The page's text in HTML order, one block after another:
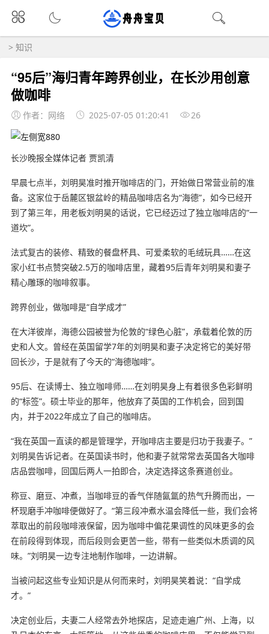
> 知识
“95后”海归青年跨界创业，在长沙用创意
做咖啡
作者：网络 2025-07-05 01:20:41 26
长沙晚报全媒体记者 贾凯清
早晨七点半，刘明昊准时推开咖啡店的门，开始做日常营业前的准
备。这家位于岳麓区银盆岭的精品咖啡店名为“海德”，如今已经开
到了第三年，用老板刘明昊的话说，它已经迈过了独立咖啡店的“一
道坎”。
法式复古的装修、精致的餐盘杯具、可爱柔软的毛绒玩具……在这
家小红书点赞突破2.5万的咖啡店里，藏着95后青年刘明昊和妻子
精心雕琢的咖啡叙事。
跨界创业，做咖啡是“自学成才”
在大洋彼岸，海德公园被誉为伦敦的“绿色心脏”，承载着伦敦的历
史和人文。曾经在英国留学7年的刘明昊和妻子决定将它的美好带
回长沙，于是就有了今天的“海德咖啡”。
95后、在读博士、独立咖啡师……在刘明昊身上有着很多色彩鲜明
的“标签”。硕士毕业的那年，他放弃了英国的工作机会，回到国
内，并于2022年成立了自己的咖啡店。
“我在英国一直读的都是管理学，开咖啡店主要是归功于我妻子。”
刘明昊告诉记者。在英国读书时，他和妻子就常常去英国各大咖啡
店品尝咖啡，回国后两人一拍即合，决定选择这条赛道创业。
称豆、磨豆、冲煮，当咖啡豆的香气伴随氤氲的热气升腾而出，一
杯现磨手冲咖啡便做好了。“第三段冲煮水温会降低一些，我们会将
萃取出的前段咖啡液保留，因为咖啡中偏花果调性的风味更多的会
在前段得到体现，而后段则会更苦一些，带有一些类似木质调的风
味。”刘明昊一边专注地制作咖啡，一边讲解。
当被问起这些专业知识是从何而来时，刘明昊笑着说：“自学成
才。”
决定创业后，夫妻二人经常去外地探店，足迹走遍广州、上海，以